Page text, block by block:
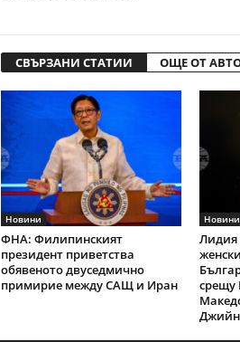
СВЪРЗАНИ СТАТИИ ОЩЕ ОТ
Новини
ФНА: Филипинският
президент приветства
обявеното двуседмично
примирие между САЩ и Иран
Новини
Лидия
срещу
Джийн